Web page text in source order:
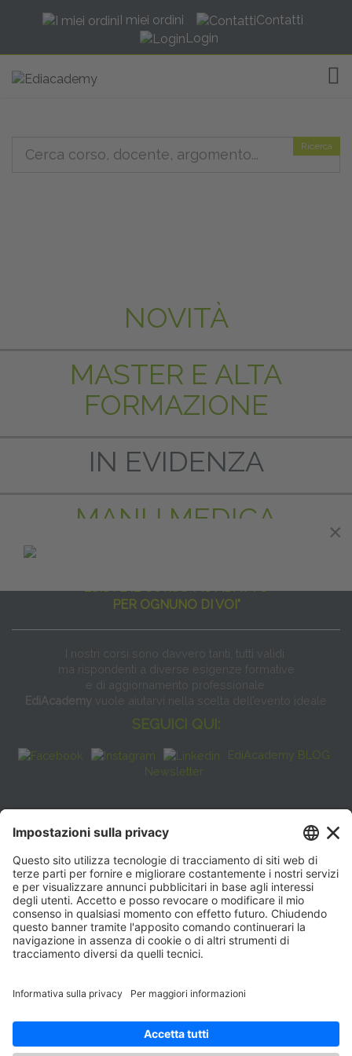
I miei ordini
Contatti
Login
Ricerca
NOVITÀ
MASTER E ALTA
FORMAZIONE
IN EVIDENZA
MANU MEDICA
PER OGNUNO DI VOI"
I nostri corsi sono davvero tanti, tutti validi
ma rispondenti a diverse esigenze formative
e di aggiornamento professionale.
EdiAcademy vuole aiutarvi nella scelta dell’evento ideale
SEGUICI QUI:
EdiAcademy BLOG
Newsletter
FAQ
CONTATTI
EdiAcademy
Sede operativa: V.le E. Forlanini, 21 - 20134, Milano
(+39)0270211274
E-mail:formazione@eenet.it
Sede legale: V.le E. Forlanini, 21 - 20134, Milano
ORARI SEGRETERIA
Lunedì—Giovedì: 08:30–17:30
Venerdì: 08:30–16:00
×